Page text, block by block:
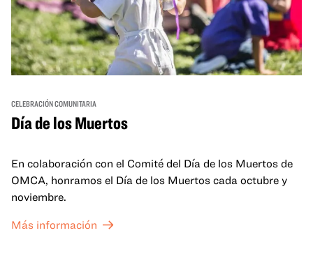
CELEBRACIÓN COMUNITARIA
Día de los Muertos
En colaboración con el Comité del Día de los Muertos de
OMCA, honramos el Día de los Muertos cada octubre y
noviembre.
Más información